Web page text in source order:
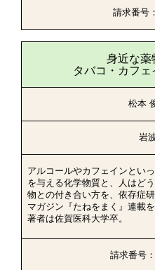
請求番号
身近な薬
タバコ・カフェ
松本
岩
アルコールやカフェインとい
を与える化学物質と、人はど
物との付き合い方を、依存症
マガジン『たねをまく』連載
著者は佐賀医科大学卒。
請求番号